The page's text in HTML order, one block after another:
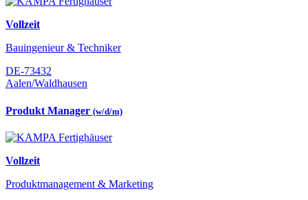
Vollzeit
Bauingenieur & Techniker
DE-73432
Aalen/Waldhausen
Produkt Manager (w/d/m)
Vollzeit
Produktmanagement & Marketing